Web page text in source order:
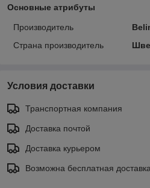
Основные атрибуты
Производитель
Страна производитель
Условия доставки
Транспортная компания
Доставка почтой
Доставка курьером
Возможна бесплатная